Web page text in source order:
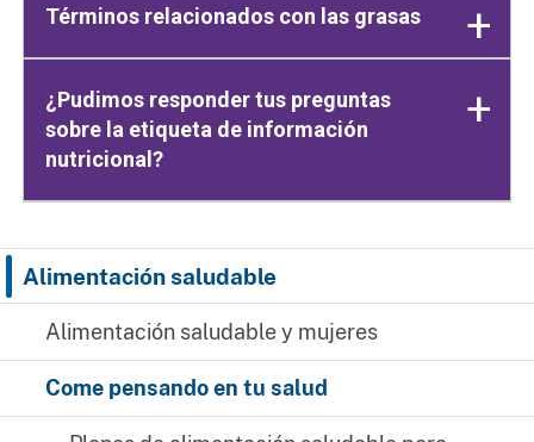
Alimentación saludable
Alimentación saludable y mujeres
Come pensando en tu salud
Términos relacionados con las grasas
¿Pudimos responder tus preguntas
sobre la etiqueta de información
nutricional?